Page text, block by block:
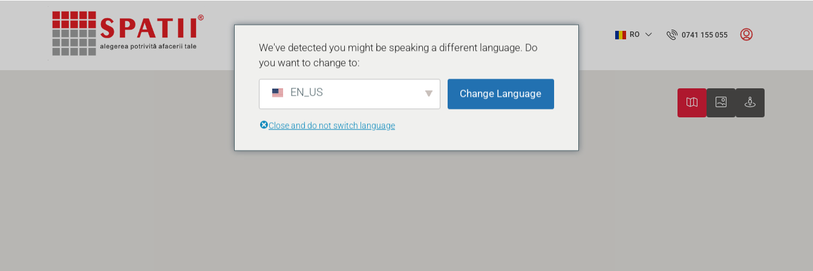
RO 0741 155 055
We've detected you might be speaking a different language. Do
you want to change to:
EN_US Change Language
Close and do not switch language